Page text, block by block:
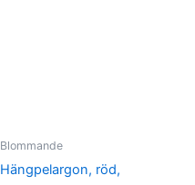
Blommande
Hängpelargon, röd,